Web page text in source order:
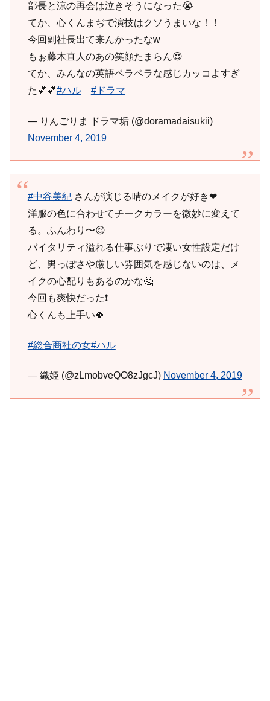
部長と涼の再会は泣きそうになった😭
てか、心くんまぢで演技はクソうまいな！！
今回副社長出て来んかったなw
もぉ藤木直人のあの笑顔たまらん😍
てか、みんなの英語ペラペラな感じカッコよすぎ
た💕💕#ハル #ドラマ
— りんごりま ドラマ垢 (@doramadaisukii)
November 4, 2019
#中谷美紀さんが演じる晴のメイクが好き❤︎
洋服の色に合わせてチークカラーを微妙に変えて
る。ふんわり〜😌
バイタリティ溢れる仕事ぶりで凄い女性設定だけ
ど、男っぽさや厳しい雰囲気を感じないのは、メ
イクの心配りもあるのかな🤔
今回も爽快だった❗️
心くんも上手い🍀
#総合商社の女#ハル
— 織姫 (@zLmobveQO8zJgcJ) November 4, 2019